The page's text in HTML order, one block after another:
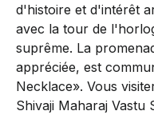
d'histoire et d'intérêt
avec la tour de
suprême. La
appréciée, est
Necklace». Vous
Shivaji Maharaj Vastu